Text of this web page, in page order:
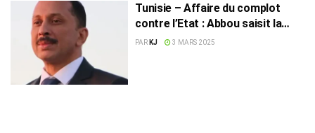
Tunisie – Affaire du complot
contre l’Etat : Abbou saisit la
Justice
PAR KJ 3 MARS 2025